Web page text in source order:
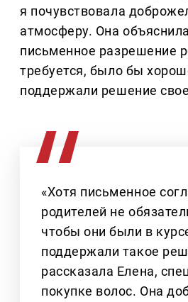
я почувствовала
атмосферу. Она
письменное разрешение
требуется, было бы
поддержали решение
«Хотя письменное
родителей не
чтобы они были в
поддержали такое
рассказала Елена,
покупке волос. Она